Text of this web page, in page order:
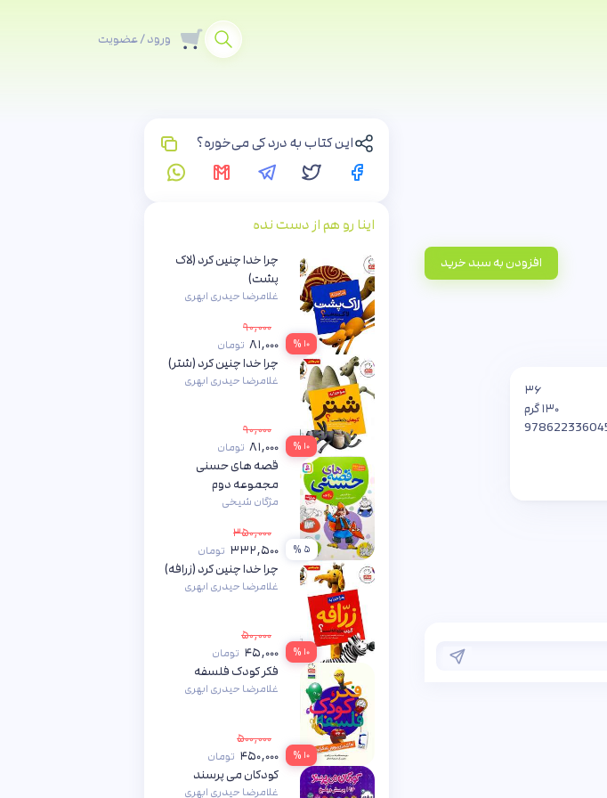
ورود / عضویت
افزودن به سبد خرید
۳۶
۱۳۰ گرم
این کتاب به درد کی می‌خوره؟
اینا رو هم از دست نده
۱۰ %
چرا خدا چنین کرد (لاک
پشت)
غلامرضا حیدری ابهری
۹۰,۰۰۰
۸۱,۰۰۰ تومان
۱۰ %
چرا خدا چنین کرد (شتر)
غلامرضا حیدری ابهری
۹۰,۰۰۰
۸۱,۰۰۰ تومان
۵ %
قصه های حسنی
مجموعه دوم
مژگان شیخی
۳۵۰,۰۰۰
۳۳۲,۵۰۰ تومان
۱۰ %
چرا خدا چنین کرد (زرافه)
غلامرضا حیدری ابهری
۵۰,۰۰۰
۴۵,۰۰۰ تومان
۱۰ %
فکر کودک فلسفه
غلامرضا حیدری ابهری
۵۰۰,۰۰۰
۴۵۰,۰۰۰ تومان
کودکان می پرسند
غلامرضا حیدری ابهری